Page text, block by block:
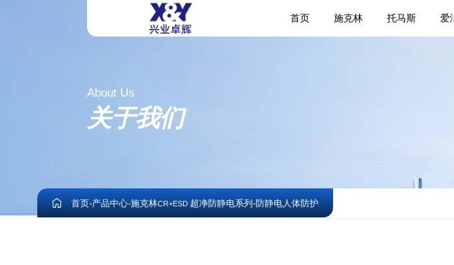
首页 施克林 托马斯 爱
About Us
关于我们
首页-产品中心-施克林CR+ESD 超净防静电系列-防静电人体防护